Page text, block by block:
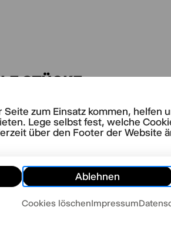
zum Einsatz kommen, helfen
Lege selbst fest, welche
über den Footer der Website
Ablehnen
Cookies löschenImpressum
STÜCKE